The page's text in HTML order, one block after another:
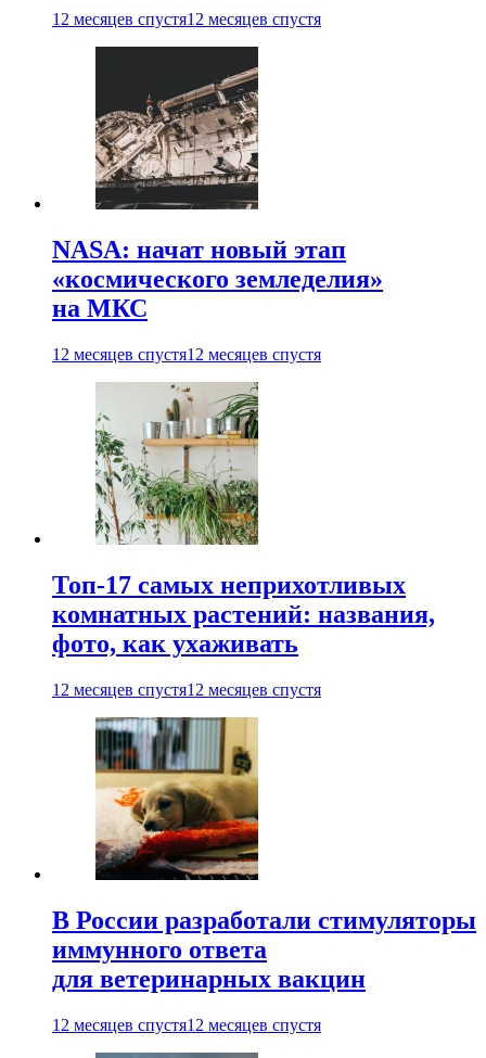
12 месяцев спустя12 месяцев спустя
NASA: начат новый этап
«космического земледелия»
на МКС
12 месяцев спустя12 месяцев спустя
Топ-17 самых неприхотливых
комнатных растений: названия,
фото, как ухаживать
12 месяцев спустя12 месяцев спустя
В России разработали стимуляторы
иммунного ответа
для ветеринарных вакцин
12 месяцев спустя12 месяцев спустя